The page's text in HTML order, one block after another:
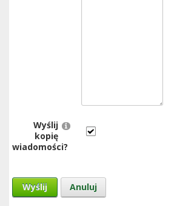
Wyślij
kopię
wiadomości?
Wyślij Anuluj